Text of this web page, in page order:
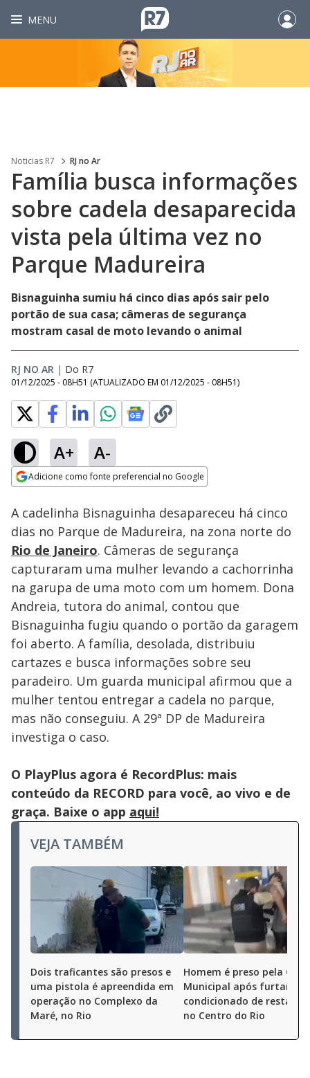
MENU
Noticias R7 RJ no Ar
Família busca informações
sobre cadela desaparecida
vista pela última vez no
Parque Madureira
Bisnaguinha sumiu há cinco dias após sair pelo
portão de sua casa; câmeras de segurança
mostram casal de moto levando o animal
RJ NO AR | Do R7
01/12/2025 - 08H51 (ATUALIZADO EM 01/12/2025 - 08H51)
A+ A-
Adicione como fonte preferencial no Google
Ativar
Loaded
30.73%
A cadelinha Bisnaguinha desapareceu há cinco
dias no Parque de Madureira, na zona norte do
Rio de Janeiro. Câmeras de segurança
capturaram uma mulher levando a cachorrinha
na garupa de uma moto com um homem. Dona
Andreia, tutora do animal, contou que
Bisnaguinha fugiu quando o portão da garagem
foi aberto. A família, desolada, distribuiu
cartazes e busca informações sobre seu
paradeiro. Um guarda municipal afirmou que a
mulher tentou entregar a cadela no parque,
mas não conseguiu. A 29ª DP de Madureira
investiga o caso.
O PlayPlus agora é RecordPlus: mais
conteúdo da RECORD para você, ao vivo e de
graça. Baixe o app aqui!
VEJA TAMBÉM
Dois traficantes são presos e
uma pistola é apreendida em
operação no Complexo da
Maré, no Rio
Homem é preso pela
Municipal após furtar ar-
condicionado de
no Centro do Rio